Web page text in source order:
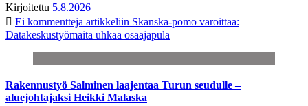
Kirjoitettu 5.8.2026
Ei kommentteja artikkeliin Skanska-pomo varoittaa:
Datakeskustyömaita uhkaa osaajapula
Rakennustyö Salminen laajentaa Turun seudulle –
aluejohtajaksi Heikki Malaska